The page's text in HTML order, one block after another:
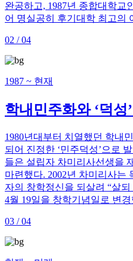
완공하고, 1987년 종합대학교
어 명실공히 후기대학 최고의
02 / 04
1987 ~ 현재
학내민주화와 ‘덕성
1980년대부터 치열했던 학내
되어 진정한 ‘민주덕성’으로
들은 설립자 차미리사선생을
마련했다. 2002년 차미리사는
자의 창학정신을 되살려 “살
4월 19일을 창학기념일로 변경
03 / 04